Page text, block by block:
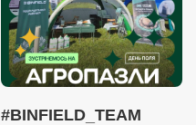
#BINFIELD_TEAM